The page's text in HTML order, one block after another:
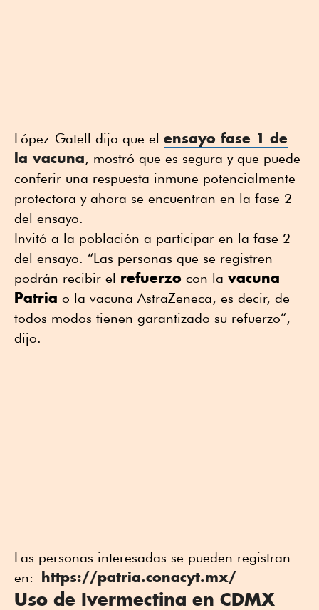
López-Gatell dijo que el ensayo fase 1 de
la vacuna, mostró que es segura y que puede
conferir una respuesta inmune potencialmente
protectora y ahora se encuentran en la fase 2
del ensayo.
Invitó a la población a participar en la fase 2
del ensayo. “Las personas que se registren
podrán recibir el refuerzo con la vacuna
Patria o la vacuna AstraZeneca, es decir, de
todos modos tienen garantizado su refuerzo”,
dijo.
Las personas interesadas se pueden registran
en: https://patria.conacyt.mx/
Uso de Ivermectina en CDMX